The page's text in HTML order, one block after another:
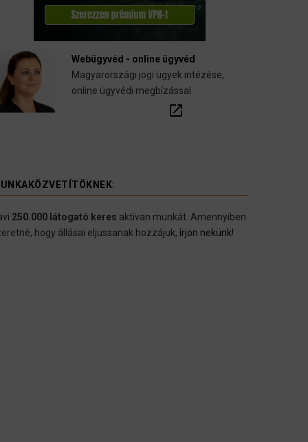
Webügyvéd - online ügyvéd
Magyarországi jogi ügyek intézése,
online ügyvédi megbízással
open_in_new
250.000 látogató keres aktívan munkát. Amennyiben
hogy állásai eljussanak hozzájuk, írjon nekünk!